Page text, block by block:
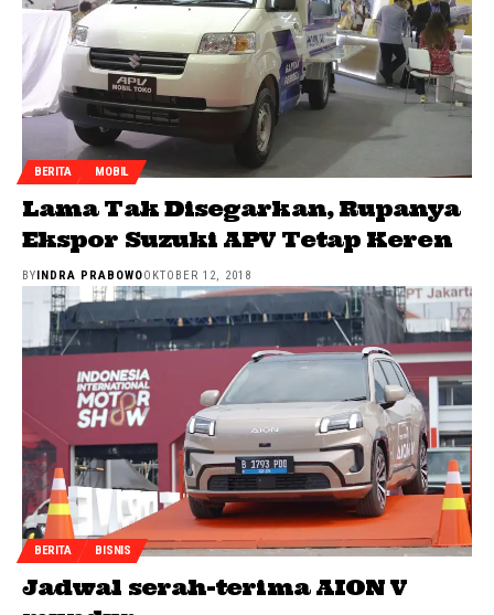
BERITA MOBIL
Lama Tak Disegarkan, Rupanya
Ekspor Suzuki APV Tetap Keren
BYINDRA PRABOWOOKTOBER 12, 2018
BERITA BISNIS
Jadwal serah-terima AION V